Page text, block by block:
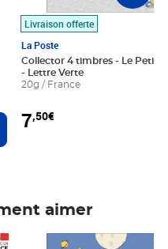
au panier
Livraison offerte
La Poste
Collector 4 timbres - Le Petit
- Lettre Verte
20g / France
7,50€
aimer
Prix 7,50€